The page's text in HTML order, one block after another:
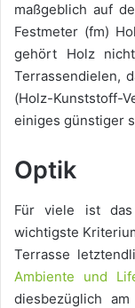
maßgeblich auf
Festmeter (fm)
gehört Holz
Terrassendielen,
(Holz-
einiges günstiger
Optik
Für viele ist das
wichtigste
Terrasse
Ambiente und
diesbezüglich